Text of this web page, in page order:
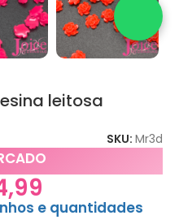
leitosa
SKU: Mr3d
e quantidades